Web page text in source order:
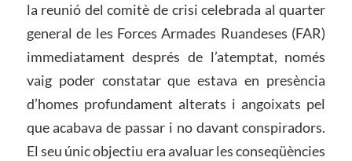
la reunió del comitè de crisi celebrada al quarter
general de les Forces Armades Ruandeses (FAR)
immediatament després de l’atemptat, només
vaig poder constatar que estava en presència
d’homes profundament alterats i angoixats pel
que acabava de passar i no davant conspiradors.
El seu únic objectiu era avaluar les conseqüències